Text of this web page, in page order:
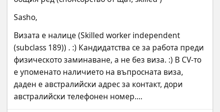
Sasho,
Визата е налице (Skilled worker independent
(subclass 189)) . :) Кандидатства се за работа преди
физическото заминаване, а не без виза. :) В CV-то
е упоменато наличието на въпросната виза,
даден е австралийски адрес за контакт, дори
австралийски телефонен номер....